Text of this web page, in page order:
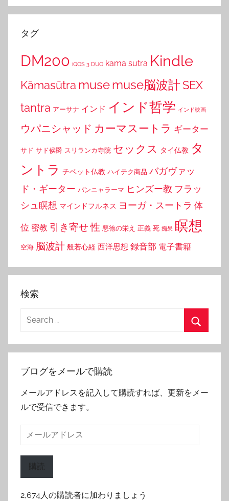
タグ
DM200 iQOS 3 DUO kama sutra Kindle
Kāmasūtra musemuse脳波計SEX
tantra アーサナ インド インド哲学 インド映画
ウパニシャッド カーマスートラ ギーター
サド サド侯爵 スリランカ寺院 セックス タイ仏教 タ
ントラ チベット仏教 ハイテク商品 バガヴァッ
ド・ギーター パンニャラーマ ヒンズー教 フラッ
シュ瞑想 マインドフルネス ヨーガ・スートラ 体
位 密教 引き寄せ性 悪徳の栄え 正義 死 痴呆 瞑想
空海 脳波計 般若心経 西洋思想 録音部 電子書籍
検索
Search
ブログをメールで購読
メールアドレスを記入して購読すれば、更新をメー
ルで受信できます。
購読
2,674人の購読者に加わりましょう